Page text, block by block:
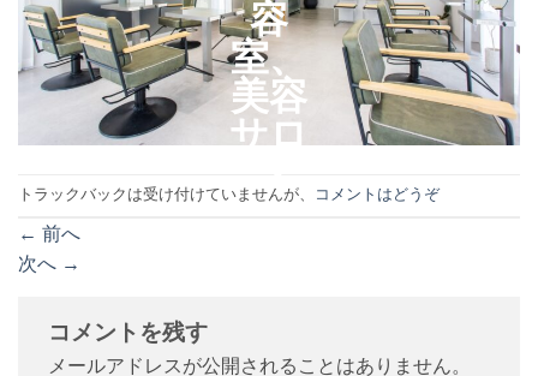
トラックバックは受け付けていませんが、 コメントはどうぞ
← 前へ
次へ →
コメントを残す
メールアドレスが公開されることはありません。